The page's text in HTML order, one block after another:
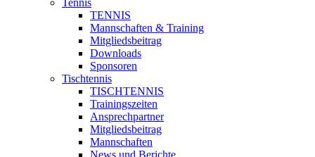
Tennis
TENNIS
Mannschaften & Training
Mitgliedsbeitrag
Downloads
Sponsoren
Tischtennis
TISCHTENNIS
Trainingszeiten
Ansprechpartner
Mitgliedsbeitrag
Mannschaften
News und Berichte